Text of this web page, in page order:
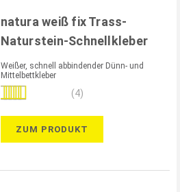
natura weiß fix Trass-
Naturstein-Schnellkleber
Weißer, schnell abbindender Dünn- und
Mittelbettkleber
Bewertung:
(4)
ZUM PRODUKT